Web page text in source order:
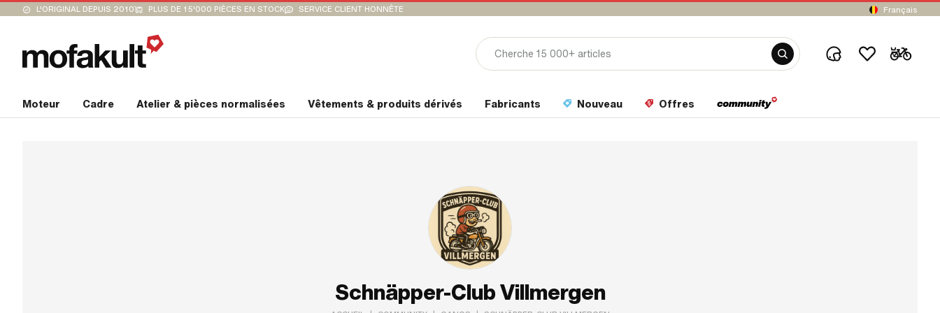
L'ORIGINAL DEPUIS 2010 PLUS DE 15'000 PIÈCES EN STOCK SERVICE CLIENT HONNÊTE Français
Moteur Cadre Atelier & pièces normalisées Vêtements & produits dérivés Fabricants Nouveau Offres
Schnäpper-Club Villmergen